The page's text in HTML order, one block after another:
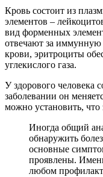
Кровь состоит из
элементов –
вид форменных
отвечают за иммунную
крови, эритроциты
углекислого газа.
У здорового человека
заболевании он
можно установить, что
Иногда общий
обнаружить
основные
проявлены.
любом